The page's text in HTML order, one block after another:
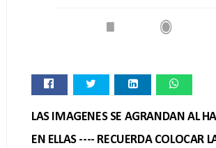
LAS IMAGENES SE AGRANDAN AL
EN ELLAS ---- RECUERDA COLOCAR